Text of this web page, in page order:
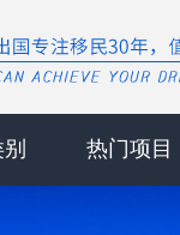
热门项目